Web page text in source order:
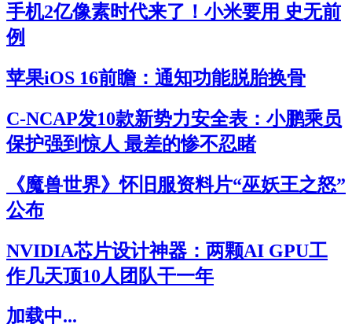
手机2亿像素时代来了！小米要用 史无前
例
苹果iOS 16前瞻：通知功能脱胎换骨
C-NCAP发10款新势力安全表：小鹏乘员
保护强到惊人 最差的惨不忍睹
《魔兽世界》怀旧服资料片“巫妖王之怒”
公布
NVIDIA芯片设计神器：两颗AI GPU工
作几天顶10人团队干一年
加载中...